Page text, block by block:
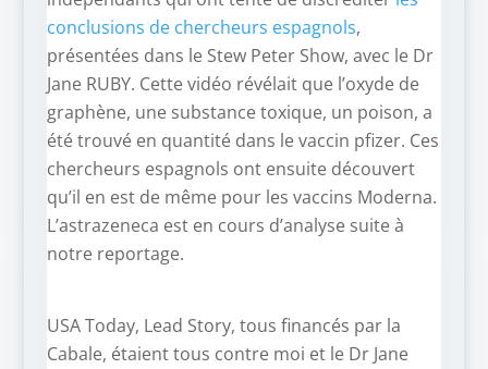
conclusions de chercheurs espagnols,
présentées dans le Stew Peter Show, avec le Dr
Jane RUBY. Cette vidéo révélait que l’oxyde de
graphène, une substance toxique, un poison, a
été trouvé en quantité dans le vaccin pfizer. Ces
chercheurs espagnols ont ensuite découvert
qu’il en est de même pour les vaccins Moderna.
L’astrazeneca est en cours d’analyse suite à
notre reportage.
USA Today, Lead Story, tous financés par la
Cabale, étaient tous contre moi et le Dr Jane